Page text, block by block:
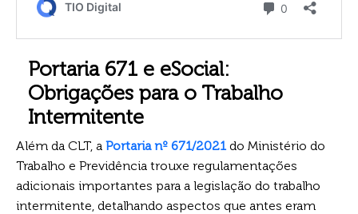
Portaria 671 e eSocial:
Obrigações para o Trabalho
Intermitente
Além da CLT, a Portaria nº 671/2021 do Ministério do
Trabalho e Previdência trouxe regulamentações
adicionais importantes para a legislação do trabalho
intermitente, detalhando aspectos que antes eram